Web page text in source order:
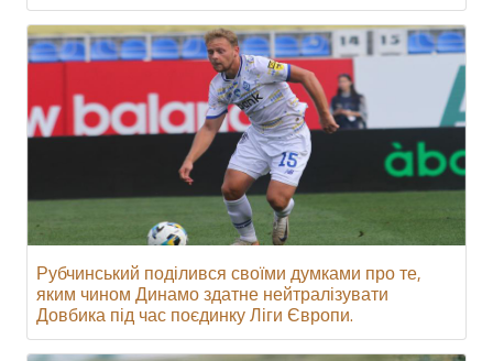
Рубчинський поділився своїми думками про те,
яким чином Динамо здатне нейтралізувати
Довбика під час поєдинку Ліги Європи.